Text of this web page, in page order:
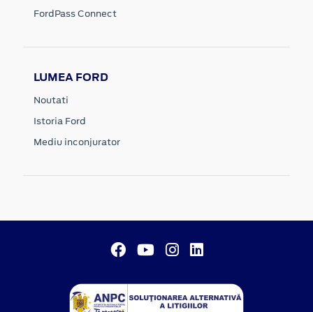
FordPass Connect
LUMEA FORD
Noutati
Istoria Ford
Mediu inconjurator